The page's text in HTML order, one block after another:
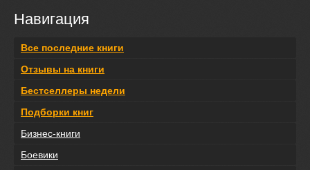
Навигация
Все последние книги
Отзывы на книги
Бестселлеры недели
Подборки книг
Бизнес-книги
Боевики